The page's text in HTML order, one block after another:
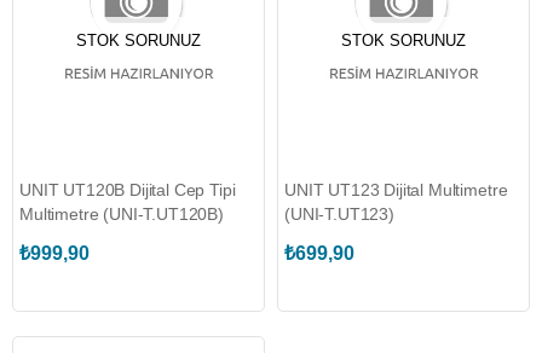
STOK SORUNUZ
UNIT UT120B Dijital Cep Tipi
Multimetre (UNI-T.UT120B)
₺999,90
STOK SORUNUZ
UNIT UT123 Dijital Multimetre
(UNI-T.UT123)
₺699,90